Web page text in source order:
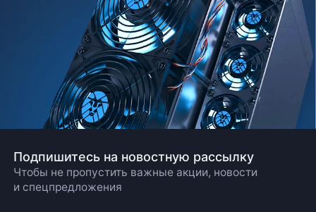
Подпишитесь на новостную рассылку
Чтобы не пропустить важные акции, новости
и спецпредложения